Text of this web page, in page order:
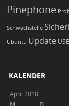
Pinephone
Schwachstelle
Ubuntu Update USB
KALENDER
April 2018